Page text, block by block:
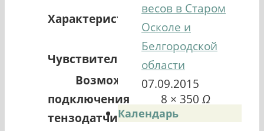
Характеристики CI-5200A
Чувствительность
2,μV/d
Возможности
подключения
тензодатчиков
8 × 350 Ω
весов в Старом
Осколе и
Белгородской
области
07.09.2015
Календарь